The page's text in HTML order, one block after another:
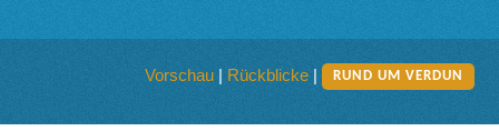
Vorschau | Rückblicke | RUND UM VERDUN